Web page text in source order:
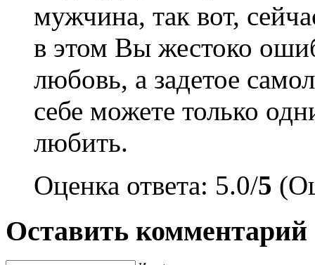
мужчина, так вот,
в этом Вы жестоко
любовь, а задетое
себе можете только
любить.
Оценка ответа: 5.0/5
Оставить комментарий